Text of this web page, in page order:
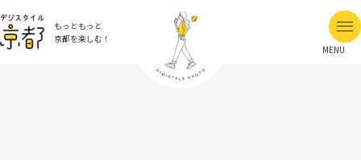
もっともっと
京都を楽しむ！
MENU